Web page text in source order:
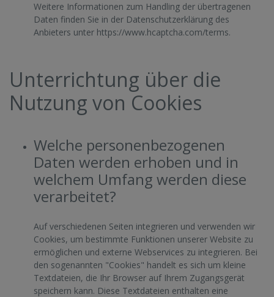
Weitere Informationen zum Handling der übertragenen
Daten finden Sie in der Datenschutzerklärung des
Anbieters unter https://www.hcaptcha.com/terms.
Unterrichtung über die
Nutzung von Cookies
Welche personenbezogenen
Daten werden erhoben und in
welchem Umfang werden diese
verarbeitet?
Auf verschiedenen Seiten integrieren und verwenden wir
Cookies, um bestimmte Funktionen unserer Website zu
ermöglichen und externe Webservices zu integrieren. Bei
den sogenannten "Cookies" handelt es sich um kleine
Textdateien, die Ihr Browser auf Ihrem Zugangsgerät
speichern kann. Diese Textdateien enthalten eine